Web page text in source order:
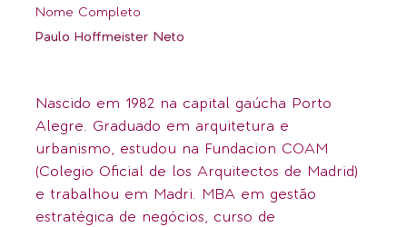
Nome Completo
Paulo Hoffmeister Neto
Nascido em 1982 na capital gaúcha Porto
Alegre. Graduado em arquitetura e
urbanismo, estudou na Fundacion COAM
(Colegio Oficial de los Arquitectos de Madrid)
e trabalhou em Madri. MBA em gestão
estratégica de negócios, curso de